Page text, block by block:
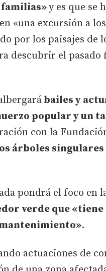
y es que se
«una excursión a
por los paisajes de
descubrir el
bailes y
popular y un
con la
árboles singulares
pondrá el foco en
verde que «tiene
.
actuaciones de